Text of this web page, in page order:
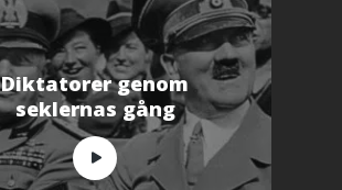
Diktatorer genom
seklernas gång